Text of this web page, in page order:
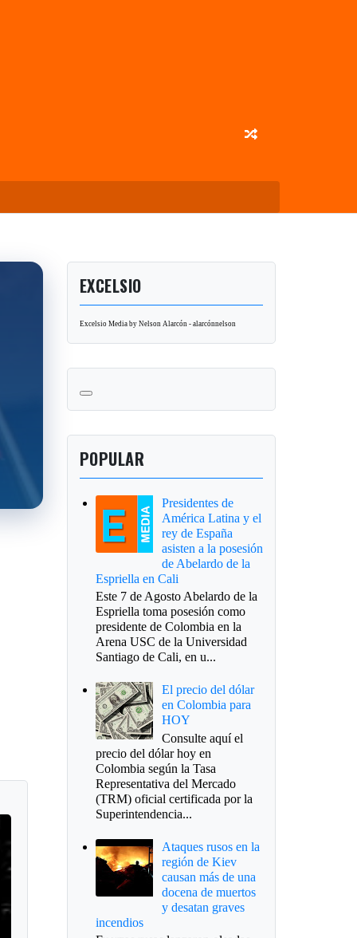
EXCELSIO
Excelsio Media by Nelson Alarcón - alarcónnelson
POPULAR
Presidentes de
América Latina y el
rey de España
asisten a la posesión
de Abelardo de la
Espriella en Cali
Este 7 de Agosto Abelardo de la
Espriella toma posesión como
presidente de Colombia en la
Arena USC de la Universidad
Santiago de Cali, en u...
El precio del dólar
en Colombia para
HOY
Consulte aquí el
precio del dólar hoy en
Colombia según la Tasa
Representativa del Mercado
(TRM) oficial certificada por la
Superintendencia...
Ataques rusos en la
región de Kiev
causan más de una
docena de muertos
y desatan graves
incendios